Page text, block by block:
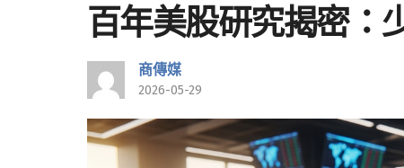
百年美股研究揭密：
商傳媒
2026-05-29